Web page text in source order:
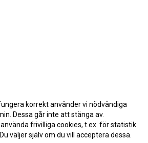
korrekt använder vi nödvändiga
Dessa går inte att stänga av.
frivilliga cookies, t.ex. för statistik
väljer själv om du vill acceptera dessa.